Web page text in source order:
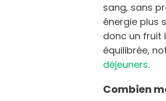
sang, sans
énergie plus
donc un fruit
équilibrée,
déjeuners.
Combien